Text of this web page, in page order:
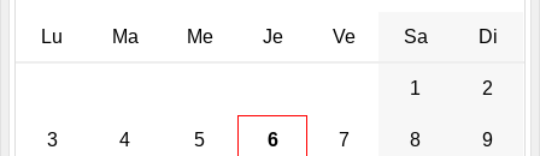
Lu Ma Me Je Ve Sa Di
1 2
3 4 5 6 7 8 9